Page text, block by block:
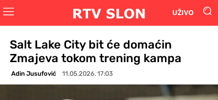
UŽIVO
Salt Lake City bit će domaćin
Zmajeva tokom trening kampa
Adin Jusufović 11.05.2026. 17:03